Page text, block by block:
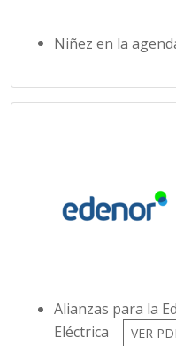
Niñez en la
Alianzas para la
Eléctrica
VER